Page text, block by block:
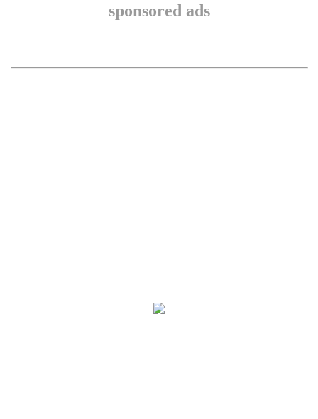
sponsored ads